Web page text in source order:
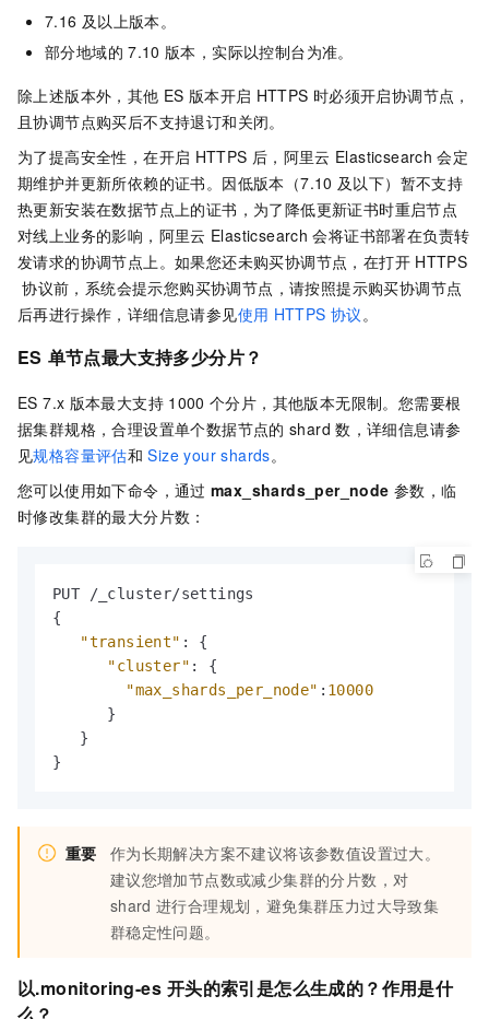
7.16 及以上版本。
部分地域的 7.10 版本，实际以控制台为准。
除上述版本外，其他 ES 版本开启 HTTPS 时必须开启协调节点，
且协调节点购买后不支持退订和关闭。
为了提高安全性，在开启 HTTPS 后，阿里云 Elasticsearch 会定
期维护并更新所依赖的证书。因低版本（7.10 及以下）暂不支持
热更新安装在数据节点上的证书，为了降低更新证书时重启节点
对线上业务的影响，阿里云 Elasticsearch 会将证书部署在负责转
发请求的协调节点上。如果您还未购买协调节点，在打开 HTTPS
协议前，系统会提示您购买协调节点，请按照提示购买协调节点
后再进行操作，详细信息请参见使用 HTTPS 协议 。
ES 单节点最大支持多少分片？
ES 7.x 版本最大支持 1000 个分片，其他版本无限制。您需要根
据集群规格，合理设置单个数据节点的 shard 数，详细信息请参
见规格容量评估和 Size your shards。
您可以使用如下命令，通过 max_shards_per_node 参数，临
时修改集群的最大分片数：
{
"transient" :
{
"cluster" :
{
"max_shards_per_node" : 10000
}
}
}
重要
作为长期解决方案不建议将该参数值设置过大。
建议您增加节点数或减少集群的分片数，对
shard 进行合理规划，避免集群压力过大导致集
群稳定性问题。
以.monitoring-es 开头的索引是怎么生成的？作用是什